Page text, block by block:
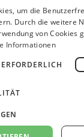
Steindl-Rast OSB
Unterstützen
Umsetzung
um die
Durch die weitere
von Cookies
Informationen